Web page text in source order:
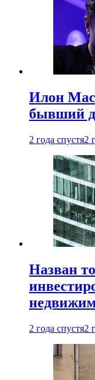
Илон
бывший
2 года спустя2
Назван
2 года спустя2